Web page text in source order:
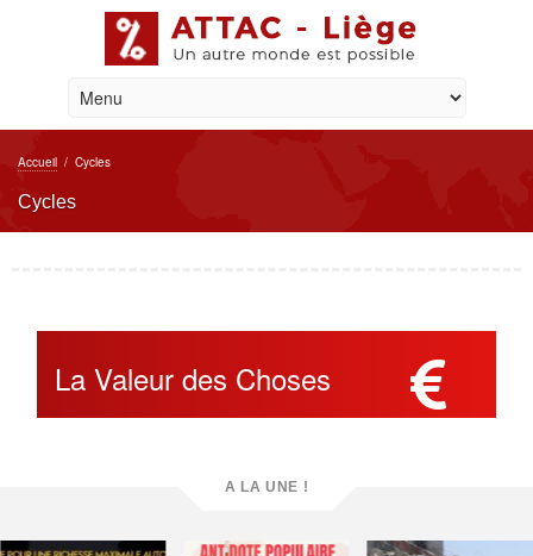
Accueil / Cycles
Cycles
La Valeur des Choses
A LA UNE !